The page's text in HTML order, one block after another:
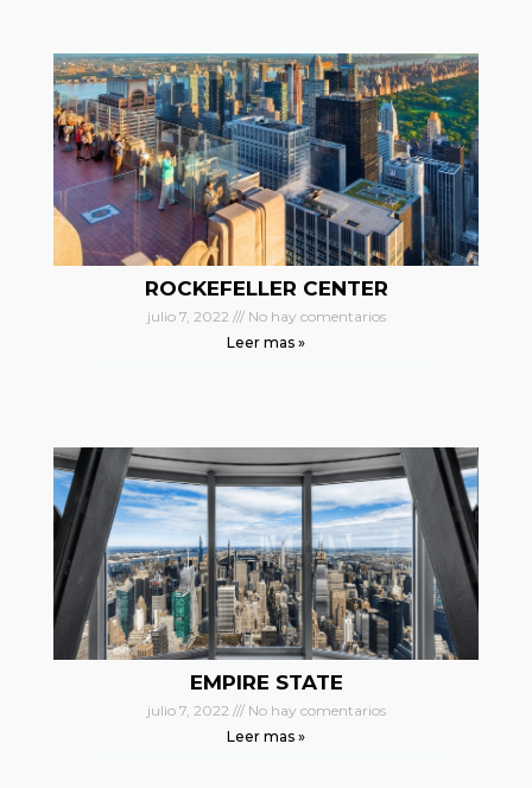
ROCKEFELLER CENTER
julio 7, 2022
No hay comentarios
Leer mas »
EMPIRE STATE
julio 7, 2022
No hay comentarios
Leer mas »